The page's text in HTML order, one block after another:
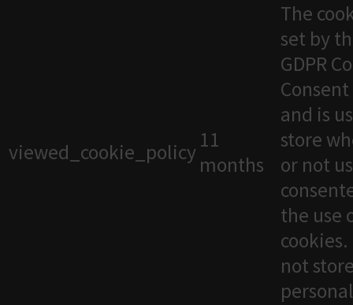
viewed_cookie_policy 11
months
The
set by
GDPR
and is
store
or not
the use
not